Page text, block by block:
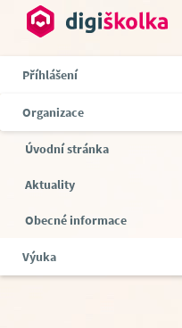
Příhlášení
Organizace
Úvodní stránka
Aktuality
Obecné informace
Výuka